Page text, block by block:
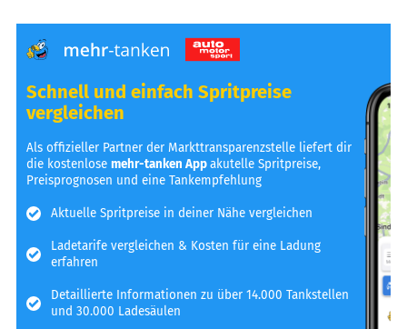
Schnell und einfach Spritpreise
vergleichen
Als offizieller Partner der Markttransparenzstelle liefert dir
die kostenlosemehr-tanken Appakutelle Spritpreise,
Preisprognosen und eine Tankempfehlung
Aktuelle Spritpreise in deiner Nähe vergleichen
Ladetarife vergleichen & Kosten für eine Ladung
erfahren
Detaillierte Informationen zu über 14.000 Tankstellen
und 30.000 Ladesäulen